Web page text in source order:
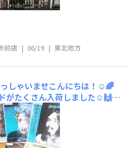
前店 | 06/19 | 東北地方
しゃいませこんにちは！☺️🌈
がたくさん入荷しました☺️🙌こ
サウンドトラック細野晴臣氏に
れています。岩手の本棚に即入
ーナー、岩手の本棚ご覧下さい